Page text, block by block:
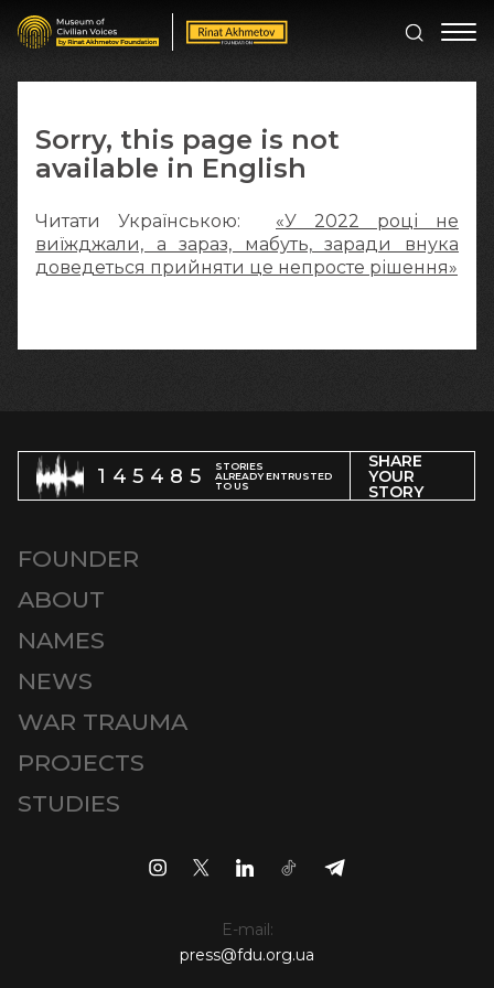
Sorry, this page is not
available in English
Читати Українською: «У 2022 році не
виїжджали, а зараз, мабуть, заради внука
доведеться прийняти це непросте рішення»
145485
STORIES
ALREADY ENTRUSTED
TO US
SHARE
YOUR
STORY
FOUNDER
ABOUT
NAMES
NEWS
WAR TRAUMA
PROJECTS
STUDIES
E-mail:
press@fdu.org.ua